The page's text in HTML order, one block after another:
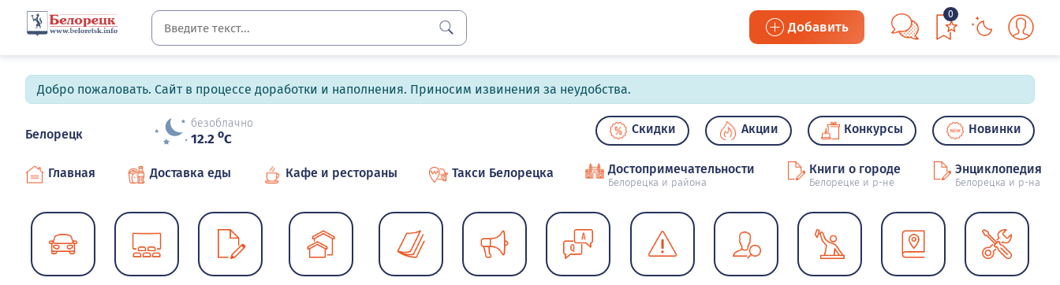
Добавить
0
Добро пожаловать. Сайт в процессе доработки и наполнения. Приносим извинения за неудобства.
Белорецк
безоблачно
12.2 oC
Скидки Акции Конкурсы Новинки
Главная Доставка еды Кафе и рестораны Такси Белорецка Достопримечательности
Белорецка и района
Книги о городе
Белорецке и р-не
Энциклопедия
Белорецка и р-на